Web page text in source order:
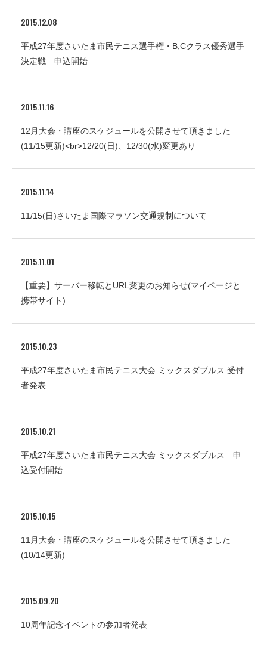
2015.12.08
平成27年度さいたま市民テニス選手権・B,Cクラス優秀選手
決定戦 申込開始
2015.11.16
12月大会・講座のスケジュールを公開させて頂きました
(11/15更新)<br>12/20(日)、12/30(水)変更あり
2015.11.14
11/15(日)さいたま国際マラソン交通規制について
2015.11.01
【重要】サーバー移転とURL変更のお知らせ(マイページと
携帯サイト)
2015.10.23
平成27年度さいたま市民テニス大会 ミックスダブルス 受付
者発表
2015.10.21
平成27年度さいたま市民テニス大会 ミックスダブルス 申
込受付開始
2015.10.15
11月大会・講座のスケジュールを公開させて頂きました
(10/14更新)
2015.09.20
10周年記念イベントの参加者発表